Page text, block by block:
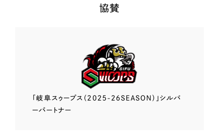
協賛
「岐阜スゥープス （2025-26SEASON）」 シルバ
ーパートナー